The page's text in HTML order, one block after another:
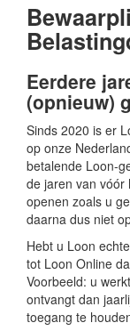
Eerdere
(opnieuw)
Sinds 2020 is er
op onze
betalende Loon-
de jaren van vóór
openen zoals u
daarna dus niet
Hebt u Loon
tot Loon Online
Voorbeeld: u
ontvangt dan
toegang te